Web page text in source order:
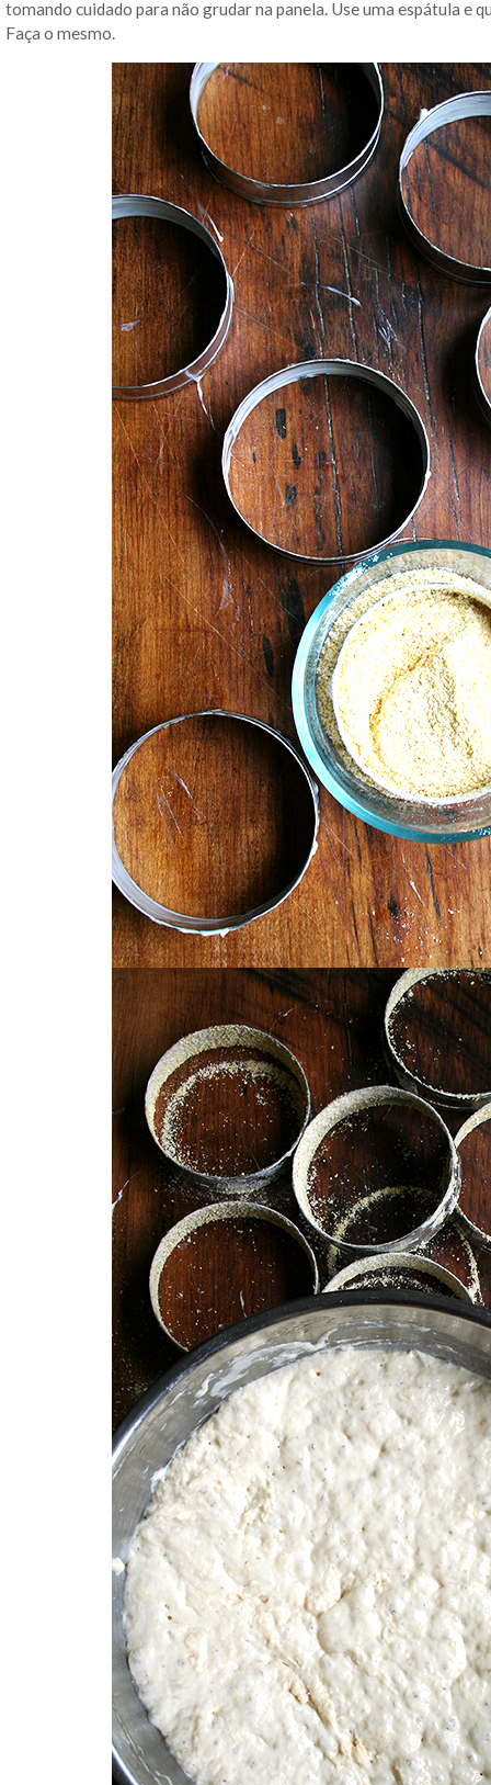
tomando cuidado para não grudar na panela. Use uma espátula e
Faça o mesmo.